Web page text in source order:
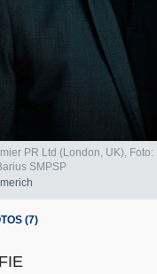
PR Ltd (London, UK), Foto:
SMPSP
(7)